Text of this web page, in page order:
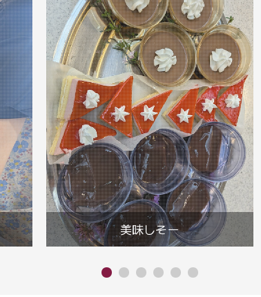
美味しそー